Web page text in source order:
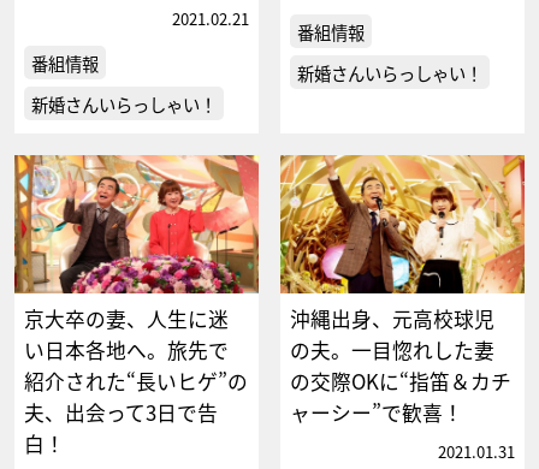
2021.02.21
番組情報
新婚さんいらっしゃい！
番組情報
新婚さんいらっしゃい！
京大卒の妻、人生に迷
い日本各地へ。旅先で
紹介された“長いヒゲ”の
夫、出会って3日で告
白！
沖縄出身、元高校球児
の夫。一目惚れした妻
の交際OKに“指笛＆カチ
ャーシー”で歓喜！
2021.01.31